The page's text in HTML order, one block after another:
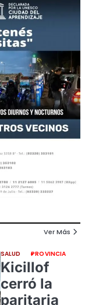
Ver Más
SALUD PROVINCIA
Kicillof
cerró la
paritaria